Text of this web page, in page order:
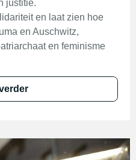
justitie.
en laat zien hoe
en Auschwitz,
en feminisme